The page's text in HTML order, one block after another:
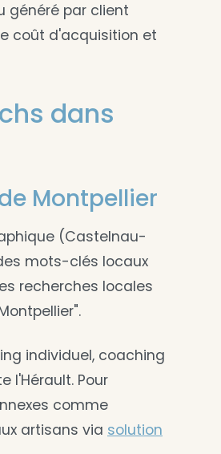
généré par client
coût d'acquisition et
dans
Montpellier
(Castelnau-
mots-clés locaux
recherches locales
individuel, coaching
l'Hérault. Pour
comme
artisans via solution